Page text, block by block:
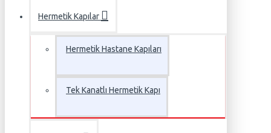
Hermetik Kapılar
Hermetik Hastane Kapıları
Tek Kanatlı Hermetik Kapı